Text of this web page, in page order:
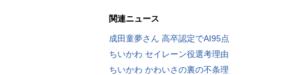
関連ニュース
成田童夢さん 高卒認定でAI95点
ちいかわ セイレーン役選考理由
ちいかわ かわいさの裏の不条理